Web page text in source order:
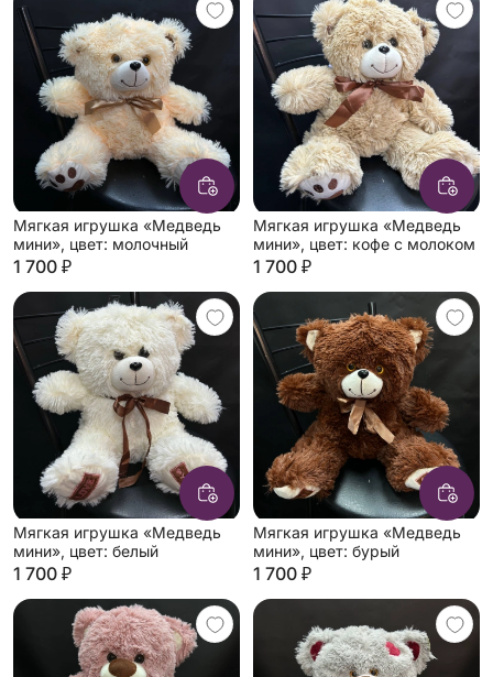
Мягкая игрушка «Медведь
мини», цвет: молочный
1 700 ₽
Мягкая игрушка «Медведь
мини», цвет: кофе с молоком
1 700 ₽
Мягкая игрушка «Медведь
мини», цвет: белый
1 700 ₽
Мягкая игрушка «Медведь
мини», цвет: бурый
1 700 ₽